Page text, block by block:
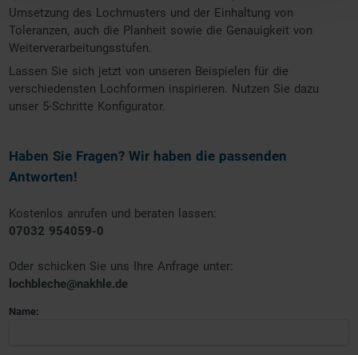
Umsetzung des Lochmusters und der Einhaltung von
Toleranzen, auch die Planheit sowie die Genauigkeit von
Weiterverarbeitungsstufen.
Lassen Sie sich jetzt von unseren Beispielen für die
verschiedensten Lochformen inspirieren. Nutzen Sie dazu
unser 5-Schritte Konfigurator.
Haben Sie Fragen? Wir haben die passenden
Antworten!
Kostenlos anrufen und beraten lassen:
07032 954059-0
Oder schicken Sie uns Ihre Anfrage unter:
lochbleche@nakhle.de
Name: